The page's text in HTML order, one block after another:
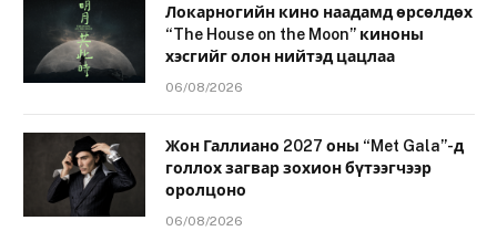
Локарногийн кино наадамд өрсөлдөх
“The House on the Moon” киноны
хэсгийг олон нийтэд цацлаа
06/08/2026
Жон Галлиано 2027 оны “Met Gala”-д
голлох загвар зохион бүтээгчээр
оролцоно
06/08/2026